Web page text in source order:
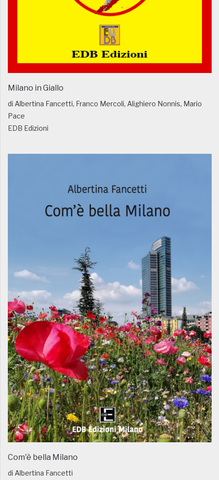
Milano in Giallo
di Albertina Fancetti, Franco Mercoli, Alighiero Nonnis, Mario
Pace
EDB Edizioni
Com'è bella Milano
di Albertina Fancetti